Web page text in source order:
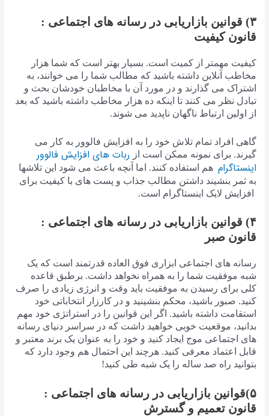
۳) قوانین بازاریابی در رسانه های اجتماعی :
قانون کیفیت
کیفیت مهمتر از کمیت است. بسیار بهتر است که شما هزار
مخاطب آنلاین داشته باشید که مطالب شما را می خوانند، به
اشتراک می گذارند و در مورد آن با مخاطبان خودشان بحث و
تبادل نظر می کنند تا اینکه ده هزار مخاطب داشته باشید که بعد
از اولین ارتباط ناگهان ناپدید می شوند.
گاهی افراد تمام تلاش خود را به افزایش فالوور به کار می
گیرند. برای نمونه ممکن است از
ربات های افزایش فالوور
اینستاگرام هم استفاده کنند. اما آنچه باعث می شود این تلاشها
به ثمر بنشیند داشتن مطالب جذاب و پست های با کیفیت برای
افزایش لایک اینستاگرام است.
۴) قوانین بازاریابی در رسانه های اجتماعی :
قانون صبر
رسانه های اجتماعی ابزاری فوق العاده قدرتمند است که یک
شبه موفقیت شما را به همراه نخواهد داشت. برطبق قاعده
کلی برای رسیدن به موفقیت باید وقت و انرژی زیادی را صرف
کنید. صبور باشید، محکم بنشینید و در کارزار انتخاباتی خود
استقامت داشته باشید. اگر این قوانین را در استراتژی خود مهم
بدانید، موقعیت خوبی خواهید داشت که در سراسر دنیای رسانه
های اجتماعی موج ایجاد کنید و خود را به عنوان یک برند معتبر و
قابل اعتماد معرفی کنید. هرچند این احتمال هم وجود دارد که
بتوانید راه صد ساله را یک شبه طی کنید!
۵)قوانین بازاریابی در رسانه های اجتماعی :
قانون تعمیم و گسترش